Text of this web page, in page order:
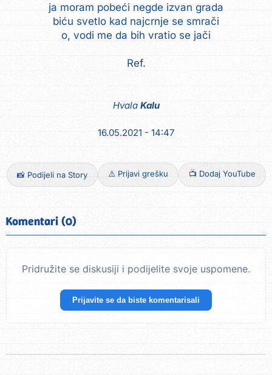
ja moram pobeći negde izvan grada
biću svetlo kad najcrnje se smrači
o, vodi me da bih vratio se jači
Hvala Kalu
16.05.2021 - 14:47
📸 Podijeli na Story ⚠️ Prijavi grešku 📺 Dodaj YouTube
Komentari (0)
Pridružite se diskusiji i podijelite svoje uspomene.
Prijavite se da biste komentarisali